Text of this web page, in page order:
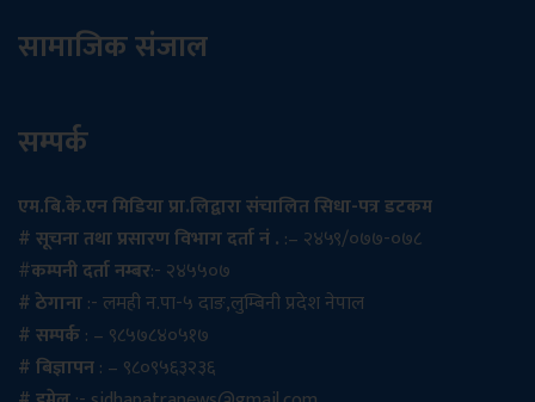
सामाजिक संजाल
सम्पर्क
एम.बि.के.एन मिडिया प्रा.लिद्वारा संचालित सिधा-पत्र डटकम
# सूचना तथा प्रसारण विभाग दर्ता नं . :– २४५९/०७७-०७८
#कम्पनी दर्ता नम्बर:- २४५५०७
# ठेगाना:- लमही न.पा-५ दाङ,लुम्बिनी प्रदेश नेपाल
# सम्पर्क: – ९८५७८४०५१७
# बिज्ञापन: – ९८०९५६३२३६